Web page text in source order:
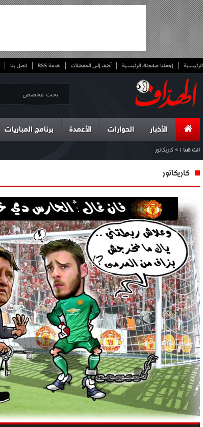
الرئيسية إجعلنا صفحتك الرئيسية أضف إلى المفضلات خدمة RSS اتصل بنا
الأخبار الحوارات الأعمدة برنامج المباريات
انت هنا : » كاريكاتور
كاريكاتور